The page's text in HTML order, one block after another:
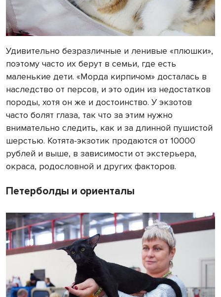
Удивительно безразличные и ленивые «плюшки»,
поэтому часто их берут в семьи, где есть
маленькие дети. «Морда кирпичом» досталась в
наследство от персов, и это один из недостатков
породы, хотя он же и достоинство. У экзотов
часто болят глаза, так что за этим нужно
внимательно следить, как и за длинной пушистой
шерстью. Котята-экзотик продаются от 10000
рублей и выше, в зависимости от экстерьера,
окраса, родословной и других факторов.
Петерболды и ориенталы